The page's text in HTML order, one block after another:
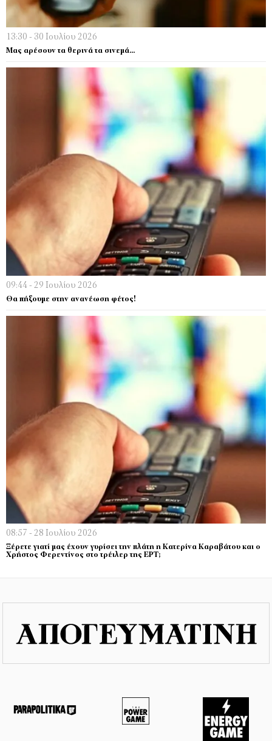
13:30 - 30 Ιουλίου 2026
Μας αρέσουν τα θερινά τα σινεμά…
09:44 - 29 Ιουλίου 2026
Θα πήξουμε στην ανανέωση φέτος!
08:57 - 28 Ιουλίου 2026
Ξέρετε γιατί μας έχουν γυρίσει την πλάτη η Κατερίνα Καραβάτου και ο
Χρήστος Φερεντίνος στο τρέιλερ της ΕΡΤ;